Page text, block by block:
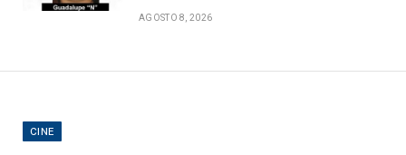
AGOSTO 8, 2026
CINE